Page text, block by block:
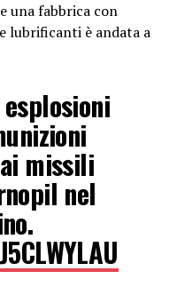
una fabbrica con
lubrificanti è andata a
missili
nel